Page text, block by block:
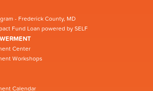
- Frederick County, MD
Fund Loan powered by SELF
Center
Workshops
Calendar